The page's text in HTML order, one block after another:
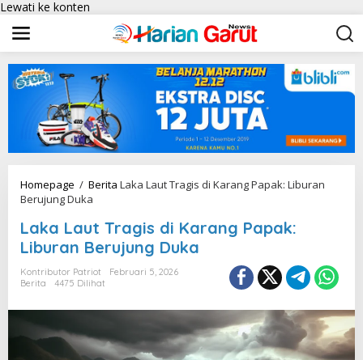
Lewati ke konten
Homepage / Berita Laka Laut Tragis di Karang Papak: Liburan
Berujung Duka
Laka Laut Tragis di Karang Papak:
Liburan Berujung Duka
Kontributor Patriot
Februari 5, 2026
Berita
4475 Dilihat